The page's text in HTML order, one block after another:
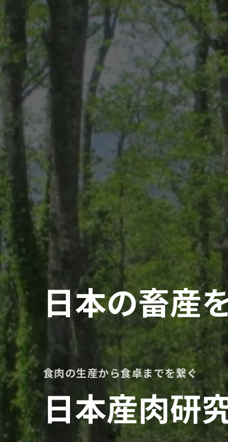
日本の畜産
食肉の生産から食卓までを繋ぐ
日本産肉研